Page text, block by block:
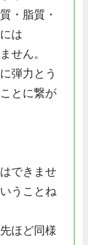
・脂質・
は
せん。
弾力とう
とに繋が
できませ
うことね
ほど同様